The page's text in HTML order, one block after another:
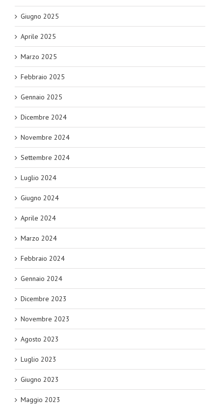
Giugno 2025
Aprile 2025
Marzo 2025
Febbraio 2025
Gennaio 2025
Dicembre 2024
Novembre 2024
Settembre 2024
Luglio 2024
Giugno 2024
Aprile 2024
Marzo 2024
Febbraio 2024
Gennaio 2024
Dicembre 2023
Novembre 2023
Agosto 2023
Luglio 2023
Giugno 2023
Maggio 2023